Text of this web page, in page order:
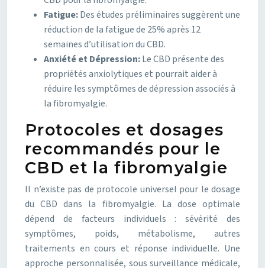
Fatigue:Des études préliminaires suggèrent une
réduction de la fatigue de 25% après 12
semaines d’utilisation du CBD.
Anxiété et Dépression:Le CBD présente des
propriétés anxiolytiques et pourrait aider à
réduire les symptômes de dépression associés à
la fibromyalgie.
Protocoles et dosages
recommandés pour le
CBD et la fibromyalgie
Il n’existe pas de protocole universel pour le dosage
du CBD dans la fibromyalgie. La dose optimale
dépend de facteurs individuels : sévérité des
symptômes, poids, métabolisme, autres
traitements en cours et réponse individuelle. Une
approche personnalisée, sous surveillance médicale,